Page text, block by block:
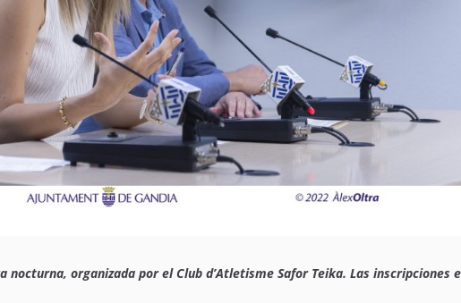
organizada por el Club d’Atletisme Safor Teika. Las inscripciones